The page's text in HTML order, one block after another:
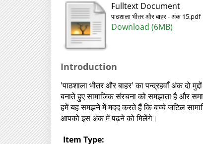
Fulltext Document
पाठशाला भीतर और बाहर - अंक 15.pdf
Download (6MB)
Introduction
'पाठशाला भीतर और बाहर' का पन्द्रहवाँ अंक दो
बनाते हुए सामाजिक संरचना को समझाता है और
हमें यह समझने में मदद करते हैं कि बच्चे जटिल
आपको इस अंक में पढ़ने को मिलेंगे।
Item Type: